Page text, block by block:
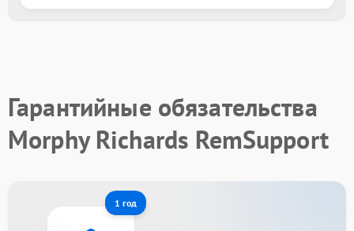
Гарантийные обязательства
Morphy Richards RemSupport
1 год